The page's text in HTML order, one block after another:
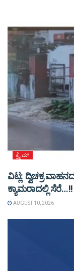
ಕ್ರೈಮ್
ವಿಟ್ಲ: ದ್ವಿಚಕ್ರ
ಕ್ಯಾಮರಾದಲ್ಲಿ ಸೆರೆ…!!
AUGUST 10, 2026